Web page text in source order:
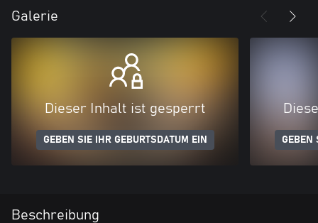
Galerie
Dieser Inhalt ist gesperrt
GEBEN SIE IHR GEBURTSDATUM EIN GEBEN
Beschreibung